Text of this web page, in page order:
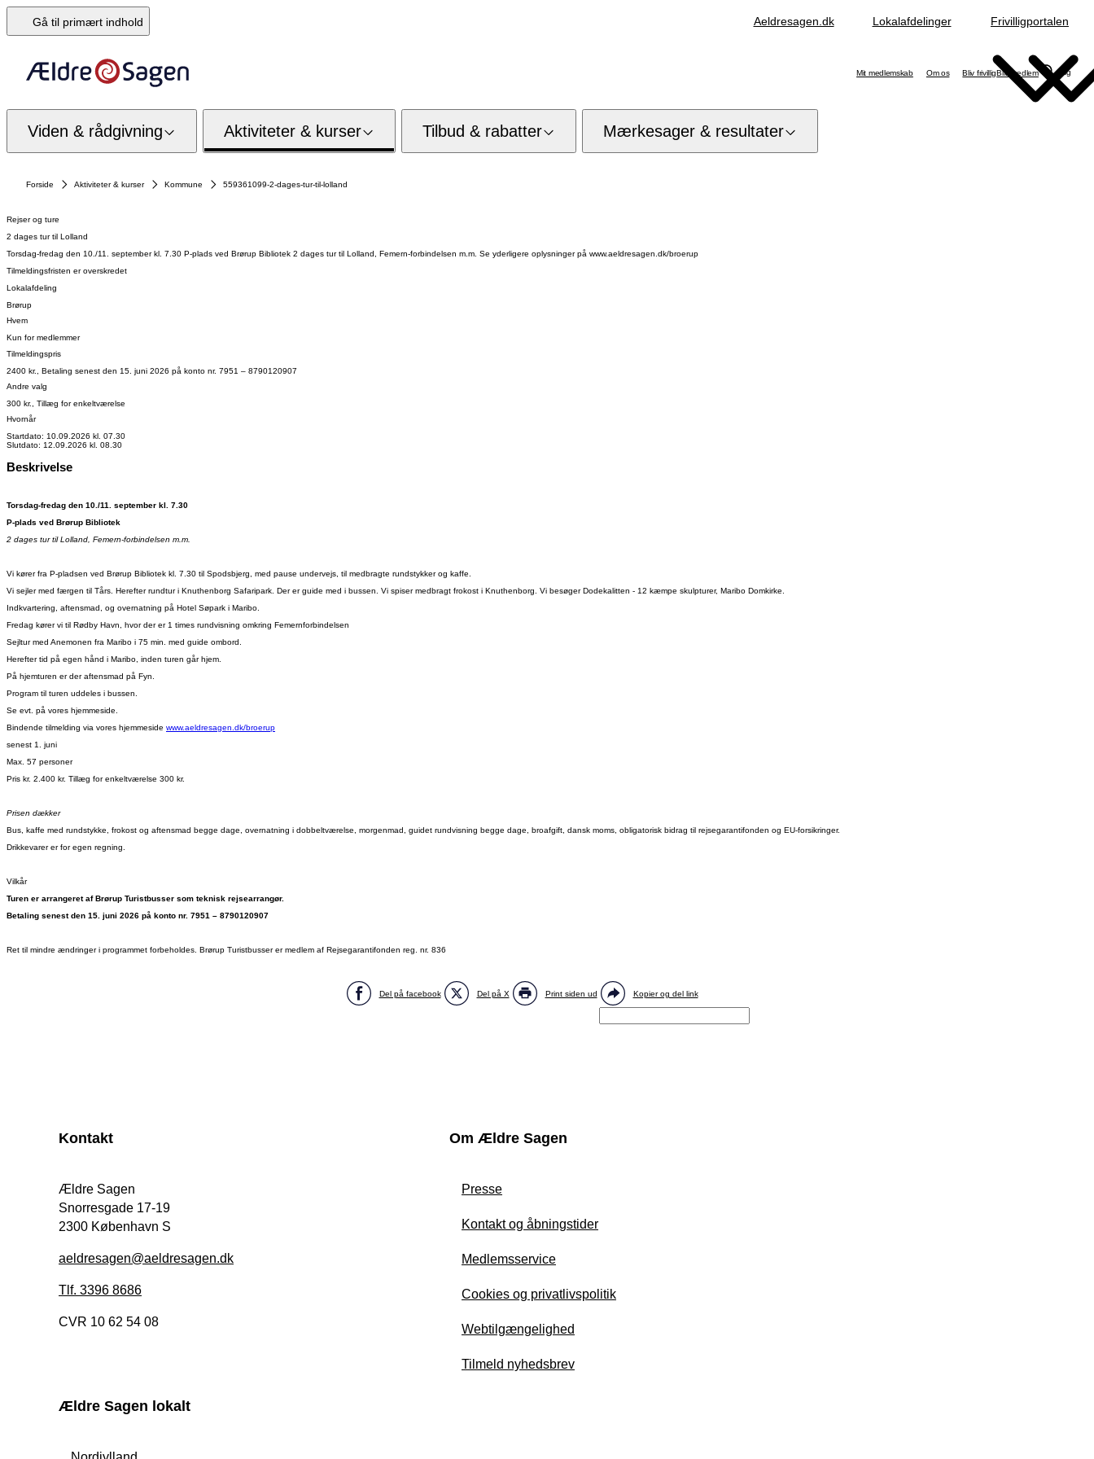
Gå til primært indhold Aeldresagen.dk Lokalafdelinger Frivilligportalen
Mit medlemskab Om os Bliv frivilligBliv medlem Søg
Viden & rådgivning Aktiviteter & kurser Tilbud & rabatter Mærkesager & resultater
Forside Aktiviteter & kurser Kommune 559361099-2-dages-tur-til-lolland
Rejser og ture
2 dages tur til Lolland
Torsdag-fredag den 10./11. september kl. 7.30 P-plads ved Brørup Bibliotek 2 dages tur til Lolland, Femern-forbindelsen m.m. Se yderligere oplysninger på www.aeldresagen.dk/broerup
Tilmeldingsfristen er overskredet
Lokalafdeling
Brørup
Hvem
Kun for medlemmer
Tilmeldingspris
2400 kr., Betaling senest den 15. juni 2026 på konto nr. 7951 – 8790120907
Andre valg
300 kr., Tillæg for enkeltværelse
Hvornår
Startdato: 10.09.2026 kl. 07.30
Slutdato: 12.09.2026 kl. 08.30
Beskrivelse
Torsdag-fredag den 10./11. september kl. 7.30
P-plads ved Brørup Bibliotek
2 dages tur til Lolland, Femern-forbindelsen m.m.
Vi kører fra P-pladsen ved Brørup Bibliotek kl. 7.30 til Spodsbjerg, med pause undervejs, til medbragte rundstykker og kaffe.
Vi sejler med færgen til Tårs. Herefter rundtur i Knuthenborg Safaripark. Der er guide med i bussen. Vi spiser medbragt frokost i Knuthenborg. Vi besøger Dodekalitten - 12 kæmpe skulpturer, Maribo Domkirke.
Indkvartering, aftensmad, og overnatning på Hotel Søpark i Maribo.
Fredag kører vi til Rødby Havn, hvor der er 1 times rundvisning omkring Femernforbindelsen
Sejltur med Anemonen fra Maribo i 75 min. med guide ombord.
Herefter tid på egen hånd i Maribo, inden turen går hjem.
På hjemturen er der aftensmad på Fyn.
Program til turen uddeles i bussen.
Se evt. på vores hjemmeside.
Bindende tilmelding via vores hjemmeside www.aeldresagen.dk/broerup
senest 1. juni
Max. 57 personer
Pris kr. 2.400 kr. Tillæg for enkeltværelse 300 kr.
Prisen dækker
Bus, kaffe med rundstykke, frokost og aftensmad begge dage, overnatning i dobbeltværelse, morgenmad, guidet rundvisning begge dage, broafgift, dansk moms, obligatorisk bidrag til rejsegarantifonden og EU-forsikringer.
Drikkevarer er for egen regning.
Vilkår
Turen er arrangeret af Brørup Turistbusser som teknisk rejsearrangør.
Betaling senest den 15. juni 2026 på konto nr. 7951 – 8790120907
Ret til mindre ændringer i programmet forbeholdes. Brørup Turistbusser er medlem af Rejsegarantifonden reg. nr. 836
Del på facebook Del på X Print siden ud Kopier og del link
Kontakt
Ældre Sagen
Snorresgade 17-19
2300 København S
aeldresagen@aeldresagen.dk
Tlf. 3396 8686
CVR 10 62 54 08
Om Ældre Sagen
Presse
Kontakt og åbningstider
Medlemsservice
Cookies og privatlivspolitik
Webtilgængelighed
Tilmeld nyhedsbrev
Ældre Sagen lokalt